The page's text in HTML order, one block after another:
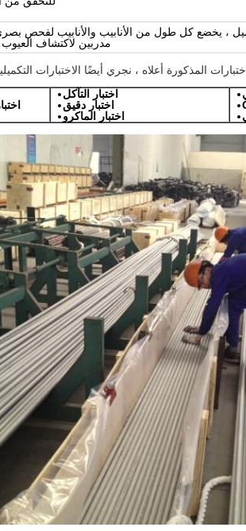
، يخضع كل طول من الأنابيب والأنابيب لفحص
مدربين لاكتشاف
المذكورة أعلاه ، نجري أيضًا الاختبارات
اختبار التآكل
اختبار دقيق
اختبار الماكرو